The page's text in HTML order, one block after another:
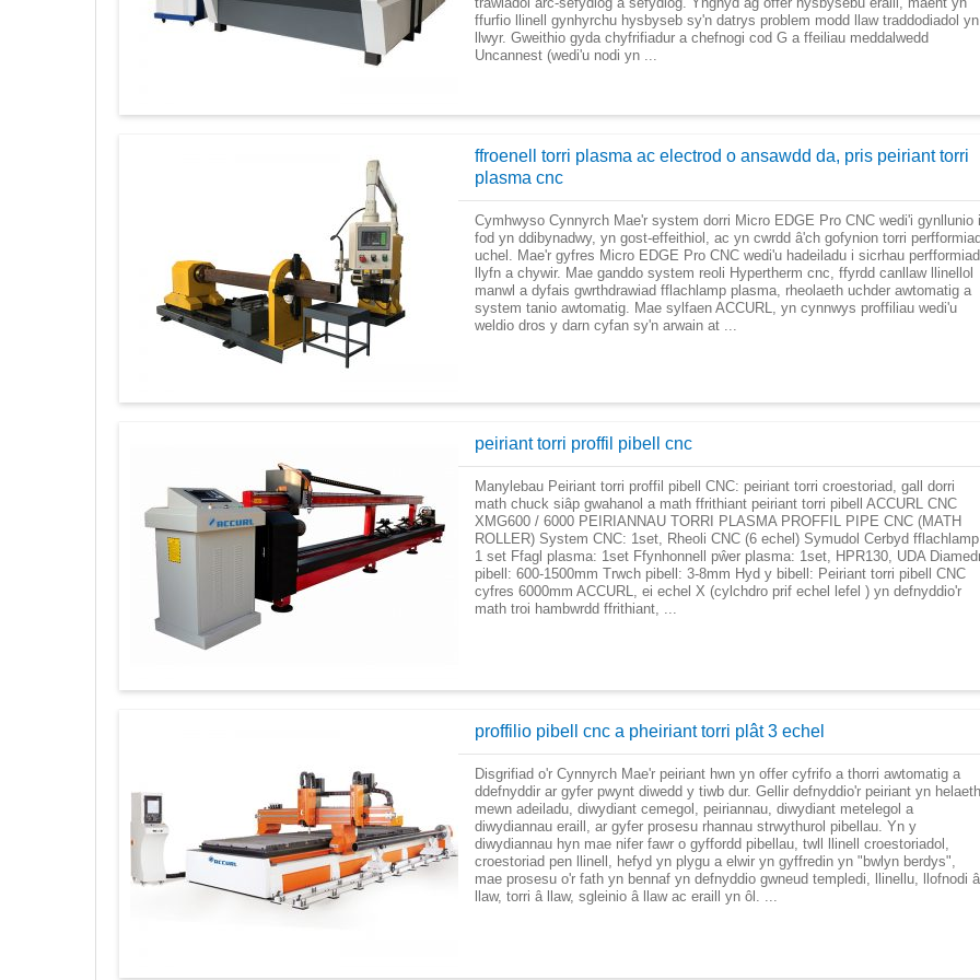
ffurfio llinell gynhyrchu hysbyseb sy'n datrys problem modd llaw traddodiadol yn
llwyr. Gweithio gyda chyfrifiadur a chefnogi cod G a ffeiliau meddalwedd
Uncannest (wedi'u nodi yn ...
ffroenell torri plasma ac electrod o ansawdd da, pris peiriant torri
plasma cnc
Cymhwyso Cynnyrch Mae'r system dorri Micro EDGE Pro CNC wedi'i gynllunio i
fod yn ddibynadwy, yn gost-effeithiol, ac yn cwrdd â'ch gofynion torri
uchel. Mae'r gyfres Micro EDGE Pro CNC wedi'u hadeiladu i sicrhau perfformiad
llyfn a chywir. Mae ganddo system reoli Hypertherm cnc, ffyrdd canllaw llinellol
manwl a dyfais gwrthdrawiad fflachlamp plasma, rheolaeth uchder awtomatig a
system tanio awtomatig. Mae sylfaen ACCURL, yn cynnwys proffiliau wedi'u
weldio dros y darn cyfan sy'n arwain at ...
peiriant torri proffil pibell cnc
Manylebau Peiriant torri proffil pibell CNC: peiriant torri croestoriad, gall dorri
math chuck siâp gwahanol a math ffrithiant peiriant torri pibell ACCURL CNC
XMG600 / 6000 PEIRIANNAU TORRI PLASMA PROFFIL PIPE CNC (MATH
ROLLER) System CNC: 1set, Rheoli CNC (6 echel) Symudol Cerbyd
1 set Ffagl plasma: 1set Ffynhonnell pŵer plasma: 1set, HPR130, UDA
pibell: 600-1500mm Trwch pibell: 3-8mm Hyd y bibell: Peiriant torri pibell CNC
cyfres 6000mm ACCURL, ei echel X (cylchdro prif echel lefel ) yn defnyddio'r
math troi hambwrdd ffrithiant, ...
proffilio pibell cnc a pheiriant torri plât 3 echel
Disgrifiad o'r Cynnyrch Mae'r peiriant hwn yn offer cyfrifo a thorri awtomatig a
ddefnyddir ar gyfer pwynt diwedd y tiwb dur. Gellir defnyddio'r peiriant yn helaeth
mewn adeiladu, diwydiant cemegol, peiriannau, diwydiant metelegol a
diwydiannau eraill, ar gyfer prosesu rhannau strwythurol pibellau. Yn y
diwydiannau hyn mae nifer fawr o gyffordd pibellau, twll llinell croestoriadol,
croestoriad pen llinell, hefyd yn plygu a elwir yn gyffredin yn "bwlyn berdys",
mae prosesu o'r fath yn bennaf yn defnyddio gwneud templedi, llinellu, llofnodi â
llaw, torri â llaw, sgleinio â llaw ac eraill yn ôl. ...